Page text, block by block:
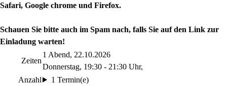
Safari, Google chrome und Firefox.
Schauen Sie bitte auch im Spam nach, falls Sie auf den Link zur
Einladung warten!
Zeiten
1 Abend, 22.10.2026
Donnerstag, 19:30 - 21:30 Uhr,
Anzahl
1 Termin(e)